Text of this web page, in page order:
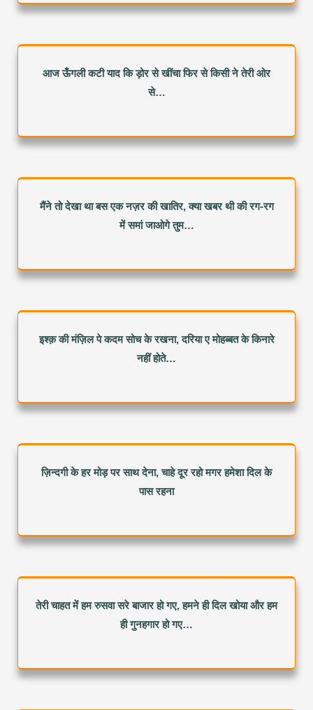
आज ऊँगली कटी याद कि ड़ोर से खींचा फिर से किसी ने तेरी ओर
से…
मैंने तो देखा था बस एक नज़र की खातिर, क्या खबर थी की रग-रग
में समां जाओगे तुम…
इश्क़ की मंज़िल पे कदम सोच के रखना, दरिया ए मोहब्बत के किनारे
नहीं होते…
ज़िन्दगी के हर मोड़ पर साथ देना, चाहे दूर रहो मगर हमेशा दिल के
पास रहना
तेरी चाहत में हम रुसवा सरे बाजार हो गए, हमने ही दिल खोया और हम
ही गुनहगार हो गए…